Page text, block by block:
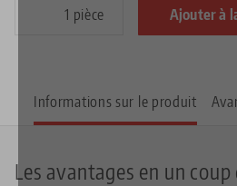
pièce Ajouter à
Informations sur le produit
Les avantages en un